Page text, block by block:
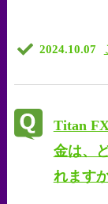
2024.10.07
Titan
金は、
れます